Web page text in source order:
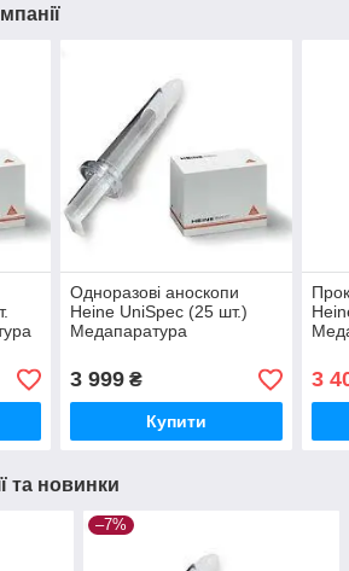
Одноразові аноскопи
Heine UniSpec (25 шт.)
Медапаратура
3 999₴
Купити
3
та новинки
–7%